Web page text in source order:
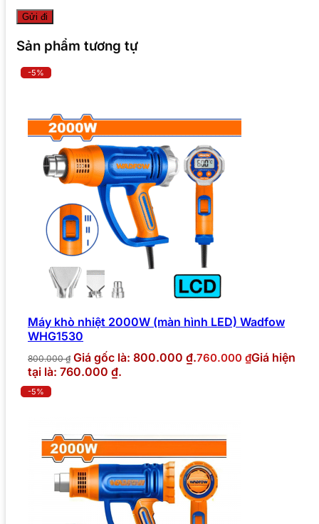
Sản phẩm tương tự
-5%
Máy khò nhiệt 2000W (màn hình LED) Wadfow
WHG1530
800.000₫ Giá gốc là: 800.000 ₫.760.000 ₫Giá hiện
tại là: 760.000 ₫.
-5%